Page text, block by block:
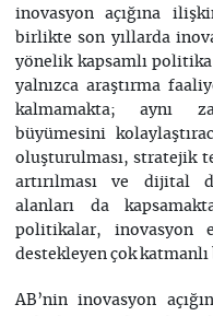
inovasyon açığına
birlikte son yıllarda
yönelik kapsamlı
yalnızca araştırma
kalmamakta; aynı
büyümesini
oluşturulması, stratejik
artırılması ve dijital
alanları da
politikalar, inovasyon
destekleyen çok katmanlı
AB’nin inovasyon